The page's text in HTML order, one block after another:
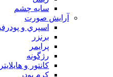
سايه چشم
آرايش صورت
اسپري و
برنزر
پرايمر
رژگونه
كانتور و هايلايتر
كرم پودر